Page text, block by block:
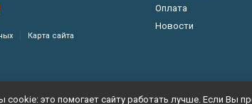
Карта сайта
Оплата
Новости
это помогает сайту работать лучше. Если Вы